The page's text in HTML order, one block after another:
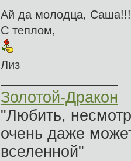
Ай да молодца,
С теплом,
Лиз
Золотой-Дракон
"Любить,
очень даже
вселенной"